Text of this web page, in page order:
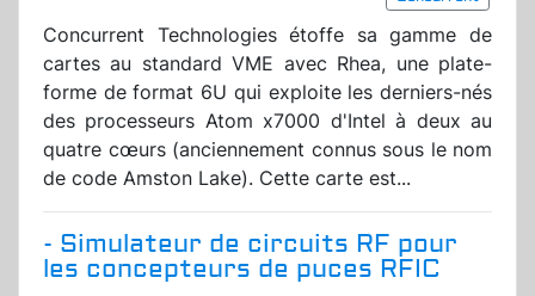
Concurrent Technologies étoffe sa gamme de
cartes au standard VME avec Rhea, une plate-
forme de format 6U qui exploite les derniers-nés
des processeurs Atom x7000 d'Intel à deux au
quatre cœurs (anciennement connus sous le nom
de code Amston Lake). Cette carte est...
- Simulateur de circuits RF pour
les concepteurs de puces RFIC